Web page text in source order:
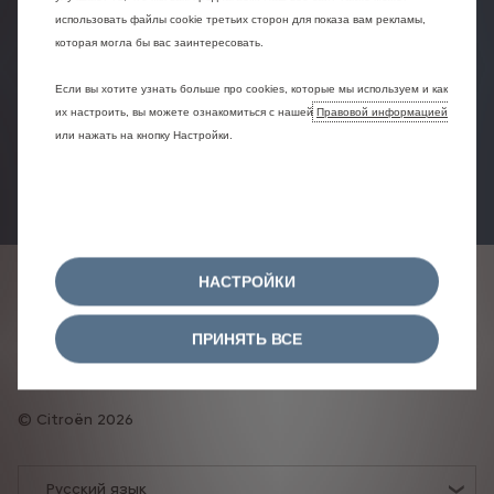
сервис
Русский язык
Citroën 2026
Политика конфиденциальности
Правовая информация
Политика в отношении файлов cookie
Согласие на использование файлов cookie
использовать файлы cookie третьих сторон для показа вам рекламы,
которая могла бы вас заинтересовать.
Если вы хотите узнать больше про cookies, которые мы используем и как
их настроить, вы можете ознакомиться с нашей Правовой информацией
или нажать на кнопку Настройки.
НАСТРОЙКИ
ПРИНЯТЬ ВСЕ